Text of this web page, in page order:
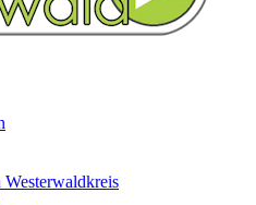
Westerwaldkreis